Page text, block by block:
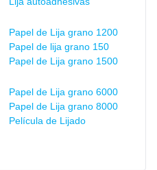
Papel de Lija grano 1200
Papel de lija grano 150
Papel de Lija grano 1500
Papel de Lija grano 6000
Papel de Lija grano 8000
Película de Lijado